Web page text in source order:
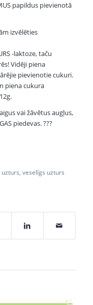
papildus pievienotā
izvēlēties
-laktoze, taču
Vidēji piena
pievienotie cukuri.
piena cukura
vai žāvētus augļus,
piedevas.???
uzturs, veselīgs uzturs